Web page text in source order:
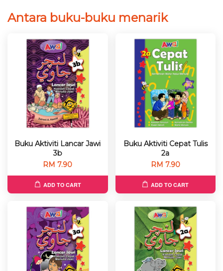
Antara buku-buku menarik
Buku Aktiviti Lancar Jawi
3b
RM 7.90
ADD TO CART
Buku Aktiviti Cepat Tulis
2a
RM 7.90
ADD TO CART